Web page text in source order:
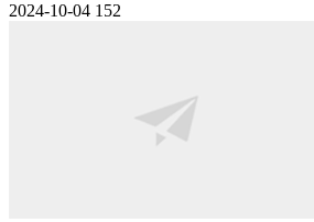
2024-10-04 152